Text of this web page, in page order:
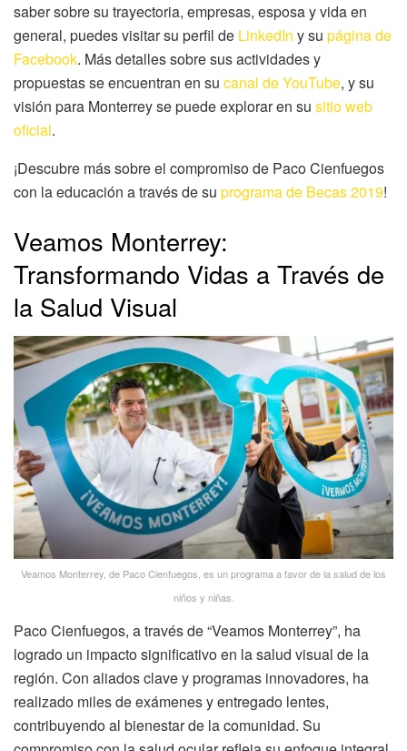
saber sobre su trayectoria, empresas, esposa y vida en
general, puedes visitar su perfil de LinkedIn y su página de
Facebook. Más detalles sobre sus actividades y
propuestas se encuentran en su canal de YouTube, y su
visión para Monterrey se puede explorar en su sitio web
oficial.
¡Descubre más sobre el compromiso de Paco Cienfuegos
con la educación a través de su programa de Becas 2019!
Veamos Monterrey:
Transformando Vidas a Través de
la Salud Visual
Veamos Monterrey, de Paco Cienfuegos, es un programa a favor de la salud de los
niños y niñas.
Paco Cienfuegos, a través de “Veamos Monterrey”, ha
logrado un impacto significativo en la salud visual de la
región. Con aliados clave y programas innovadores, ha
realizado miles de exámenes y entregado lentes,
contribuyendo al bienestar de la comunidad. Su